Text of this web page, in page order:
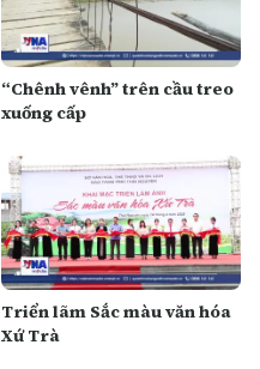
“Chênh vênh” trên cầu treo
xuống cấp
Triển lãm Sắc màu văn hóa
Xứ Trà